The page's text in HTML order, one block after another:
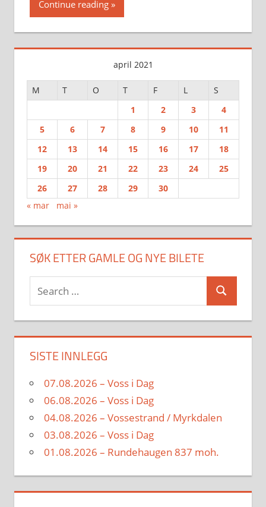
Continue reading
april 2021
M T O T F L
S
1
2 3
4
5
6 7 8 9 10
11
12
13 14 15 16 17
18
19
20 21 22 23 24
25
26
27 28 29
30
« mar
mai »
SØK ETTER GAMLE OG NYE BILETE
Search
for:
Search
SISTE INNLEGG
07.08.2026 – Voss i Dag
06.08.2026 – Voss i Dag
04.08.2026 – Vossestrand / Myrkdalen
03.08.2026 – Voss i Dag
01.08.2026 – Rundehaugen 837 moh.